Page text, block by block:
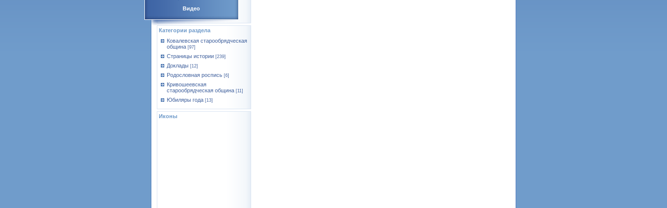
Видео
Категории раздела
Ковалевская старообрядческая
община [97]
Страницы истории [239]
Доклады [12]
Родословная роспись [6]
Кривошеевская
старообрядческая община [11]
Юбиляры года [13]
Иконы